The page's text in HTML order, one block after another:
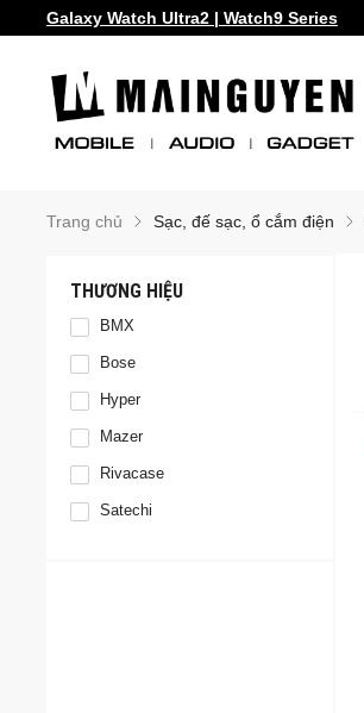
Galaxy Watch Ultra2 | Watch9 Series
Trang chủ Sạc, đế sạc, ổ cắm điện
THƯƠNG HIỆU
BMX
Bose
Hyper
Mazer
Rivacase
Satechi